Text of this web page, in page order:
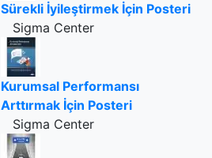
Sürekli İyileştirmek İçin Posteri
Sigma Center
Kurumsal Performansı
Arttırmak İçin Posteri
Sigma Center